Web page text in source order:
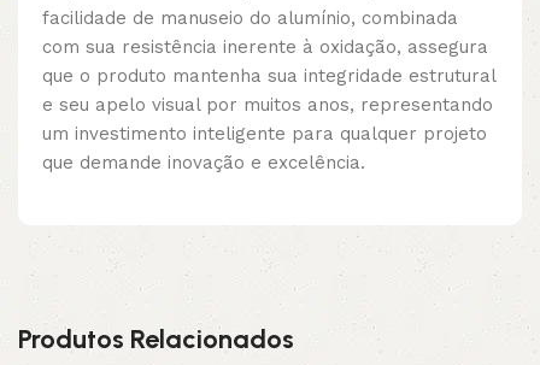
facilidade de manuseio do alumínio, combinada
com sua resistência inerente à oxidação, assegura
que o produto mantenha sua integridade estrutural
e seu apelo visual por muitos anos, representando
um investimento inteligente para qualquer projeto
que demande inovação e excelência.
Produtos Relacionados